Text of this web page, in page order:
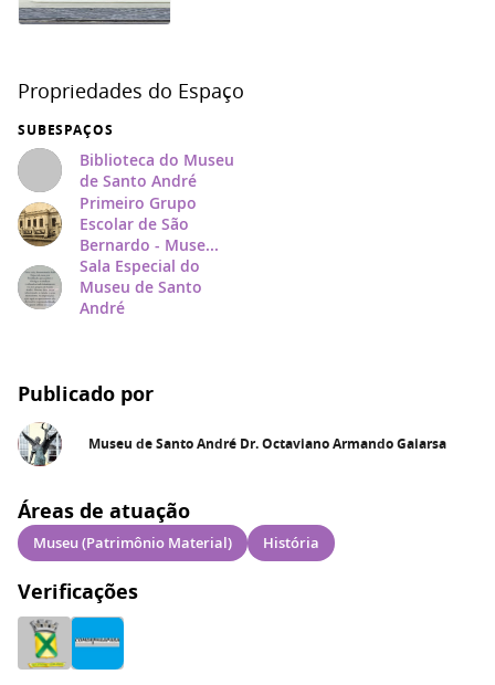
Propriedades do Espaço
SUBESPAÇOS
Biblioteca do Museu
de Santo André
Primeiro Grupo
Escolar de São
Bernardo - Muse...
Sala Especial do
Museu de Santo
André
Publicado por
Museu de Santo André Dr. Octaviano Armando Gaiarsa
Áreas de atuação
Museu (Patrimônio Material) História
Verificações